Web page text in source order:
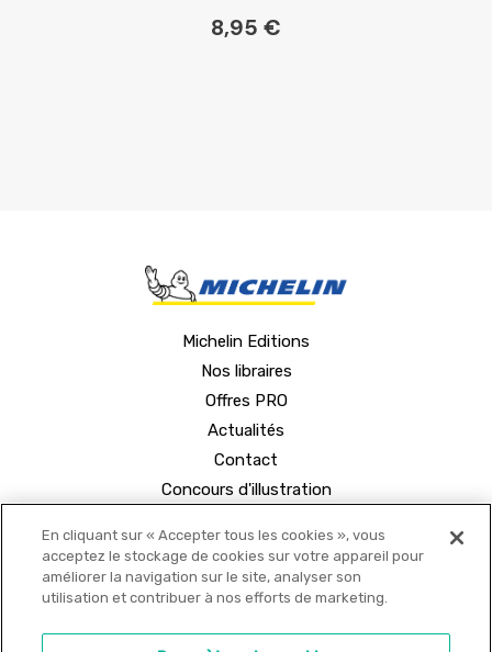
8,95 €
Michelin Editions
Nos libraires
Offres PRO
Actualités
Contact
Concours d'illustration
En cliquant sur « Accepter tous les cookies », vous
acceptez le stockage de cookies sur votre appareil pour
améliorer la navigation sur le site, analyser son
utilisation et contribuer à nos efforts de marketing.